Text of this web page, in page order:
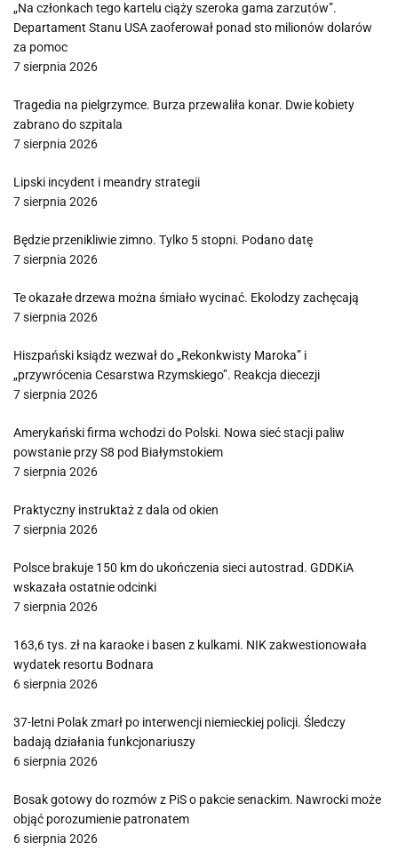
„Na członkach tego kartelu ciąży szeroka gama zarzutów”.
Departament Stanu USA zaoferował ponad sto milionów dolarów
za pomoc
7 sierpnia 2026
Tragedia na pielgrzymce. Burza przewaliła konar. Dwie kobiety
zabrano do szpitala
7 sierpnia 2026
Lipski incydent i meandry strategii
7 sierpnia 2026
Będzie przenikliwie zimno. Tylko 5 stopni. Podano datę
7 sierpnia 2026
Te okazałe drzewa można śmiało wycinać. Ekolodzy zachęcają
7 sierpnia 2026
Hiszpański ksiądz wezwał do „Rekonkwisty Maroka” i
„przywrócenia Cesarstwa Rzymskiego”. Reakcja diecezji
7 sierpnia 2026
Amerykański firma wchodzi do Polski. Nowa sieć stacji paliw
powstanie przy S8 pod Białymstokiem
7 sierpnia 2026
Praktyczny instruktaż z dala od okien
7 sierpnia 2026
Polsce brakuje 150 km do ukończenia sieci autostrad. GDDKiA
wskazała ostatnie odcinki
7 sierpnia 2026
163,6 tys. zł na karaoke i basen z kulkami. NIK zakwestionowała
wydatek resortu Bodnara
6 sierpnia 2026
37-letni Polak zmarł po interwencji niemieckiej policji. Śledczy
badają działania funkcjonariuszy
6 sierpnia 2026
Bosak gotowy do rozmów z PiS o pakcie senackim. Nawrocki może
objąć porozumienie patronatem
6 sierpnia 2026